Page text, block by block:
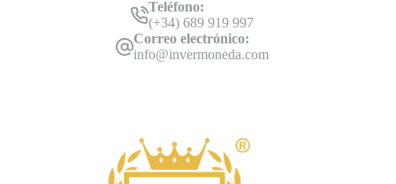
Teléfono:
(+34) 689 919 997
Correo electrónico:
info@invermoneda.com